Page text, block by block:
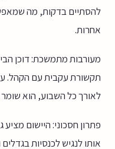
להסתיים בדקות, מה
אחרות.
מעורבות מתמשכת: דוכן
תקשורת עקבית עם הקהל.
לאורך כל השבוע, הוא
פתרון חסכוני: היישום
אותו לנגיש לכנסיות